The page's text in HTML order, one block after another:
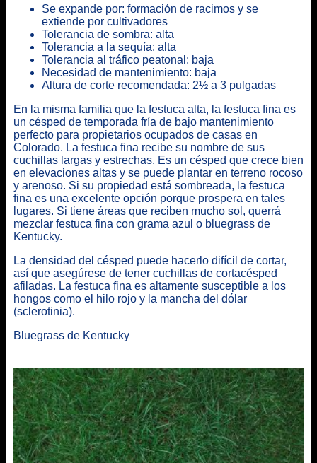
Se expande por: formación de racimos y se
extiende por cultivadores
Tolerancia de sombra: alta
Tolerancia a la sequía: alta
Tolerancia al tráfico peatonal: baja
Necesidad de mantenimiento: baja
Altura de corte recomendada: 2½ a 3 pulgadas
En la misma familia que la festuca alta, la festuca fina es
un césped de temporada fría de bajo mantenimiento
perfecto para propietarios ocupados de casas en
Colorado. La festuca fina recibe su nombre de sus
cuchillas largas y estrechas. Es un césped que crece bien
en elevaciones altas y se puede plantar en terreno rocoso
y arenoso. Si su propiedad está sombreada, la festuca
fina es una excelente opción porque prospera en tales
lugares. Si tiene áreas que reciben mucho sol, querrá
mezclar festuca fina con grama azul o bluegrass de
Kentucky.
La densidad del césped puede hacerlo difícil de cortar,
así que asegúrese de tener cuchillas de cortacésped
afiladas. La festuca fina es altamente susceptible a los
hongos como el hilo rojo y la mancha del dólar
(sclerotinia).
Bluegrass de Kentucky